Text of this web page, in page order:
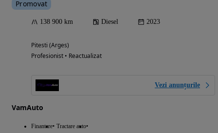
Promovat
138 900 km Diesel 2023
Pitesti (Arges)
Profesionist • Reactualizat
Vezi anunțurile
VamAuto
Finantare Tractare auto